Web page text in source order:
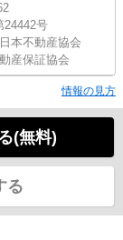
24442号
本不動産協会
産保証協会
情報の見方
(無料)
る